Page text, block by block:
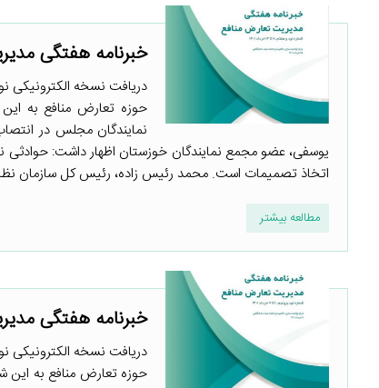
خبرنامه هفتگی
دریافت نسخه الکترونیکی
حوزه تعارض منافع به
نمایندگان مجلس در
یوسفی، عضو مجمع نمایندگان خوزستان اظهار داشت: حوادثی
اتخاذ تصمیمات است. محمد رئیس زاده، رئیس کل سازمان
مطالعه بیشتر
خبرنامه هفتگی
دریافت نسخه الکترونیکی
حوزه تعارض منافع به